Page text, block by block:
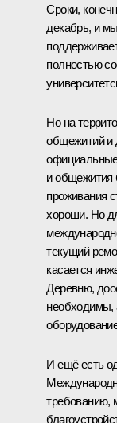
Сроки,
декабрь, и
полностью
Но на
общежитий и
официальные
и общежития
проживания
хороши. Но
текущий
касается
Деревню,
необходимы,
И ещё есть
требованию,